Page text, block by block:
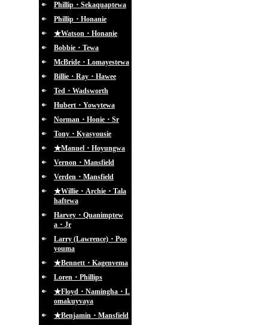
Phillip・Sekaquaptewa
Phillip・Honanie
★Watson・Honanie
Bobbie・Tewa
McBride・Lomayestewa
Billie・Ray・Hawee
Ted・Wadsworth
Hubert・Yowytewa
Norman・Honie・Sr
Tony・Kyasyousie
★Manuel・Hoyungwa
Vernon・Mansfield
Verden・Mansfield
★Willie・Archie・Tala
haftewa
Harvey・Quanimptew
a・Jr
Larry (Lawrence)・Poo
youma
★Bennett・Kagenvema
Loren・Phillips
★Floyd・Namingha・L
omakuyvaya
★Benjamin・Mansfield